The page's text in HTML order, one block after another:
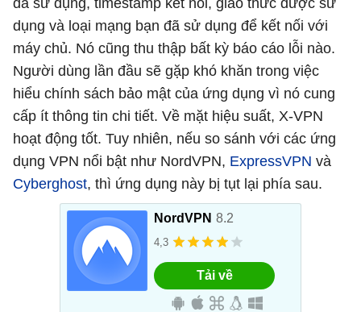
đã sử dụng, timestamp kết nối, giao thức được sử
dụng và loại mạng bạn đã sử dụng để kết nối với
máy chủ. Nó cũng thu thập bất kỳ báo cáo lỗi nào.
Người dùng lần đầu sẽ gặp khó khăn trong việc
hiểu chính sách bảo mật của ứng dụng vì nó cung
cấp ít thông tin chi tiết. Về mặt hiệu suất, X-VPN
hoạt động tốt. Tuy nhiên, nếu so sánh với các ứng
dụng VPN nổi bật như NordVPN, ExpressVPN và
Cyberghost, thì ứng dụng này bị tụt lại phía sau.